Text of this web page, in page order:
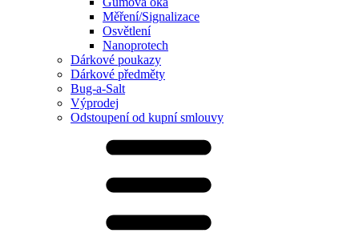
Měření/Signalizace
Osvětlení
Nanoprotech
Dárkové poukazy
Dárkové předměty
Bug-a-Salt
Výprodej
Odstoupení od kupní smlouvy